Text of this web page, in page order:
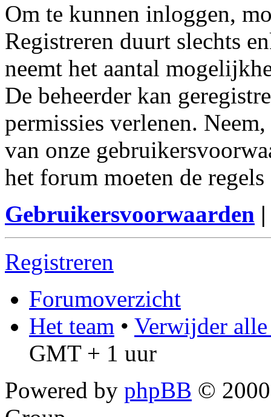
Om te kunnen inloggen,
Registreren duurt slechts
neemt het aantal
De beheerder kan
permissies verlenen.
van onze
het forum moeten de
Gebruikersvoorwaarden
Registreren
Forumoverzicht
Het team • Verwijder
GMT + 1 uur
Powered by phpBB ©